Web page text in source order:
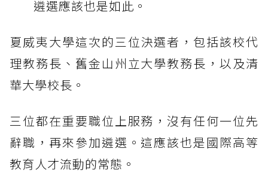
遴選應該也是如此。
夏威夷大學這次的三位決選者，包括該校代
理教務長、舊金山州立大學教務長，以及清
華大學校長。
三位都在重要職位上服務，沒有任何一位先
辭職，再來參加遴選。這應該也是國際高等
教育人才流動的常態。